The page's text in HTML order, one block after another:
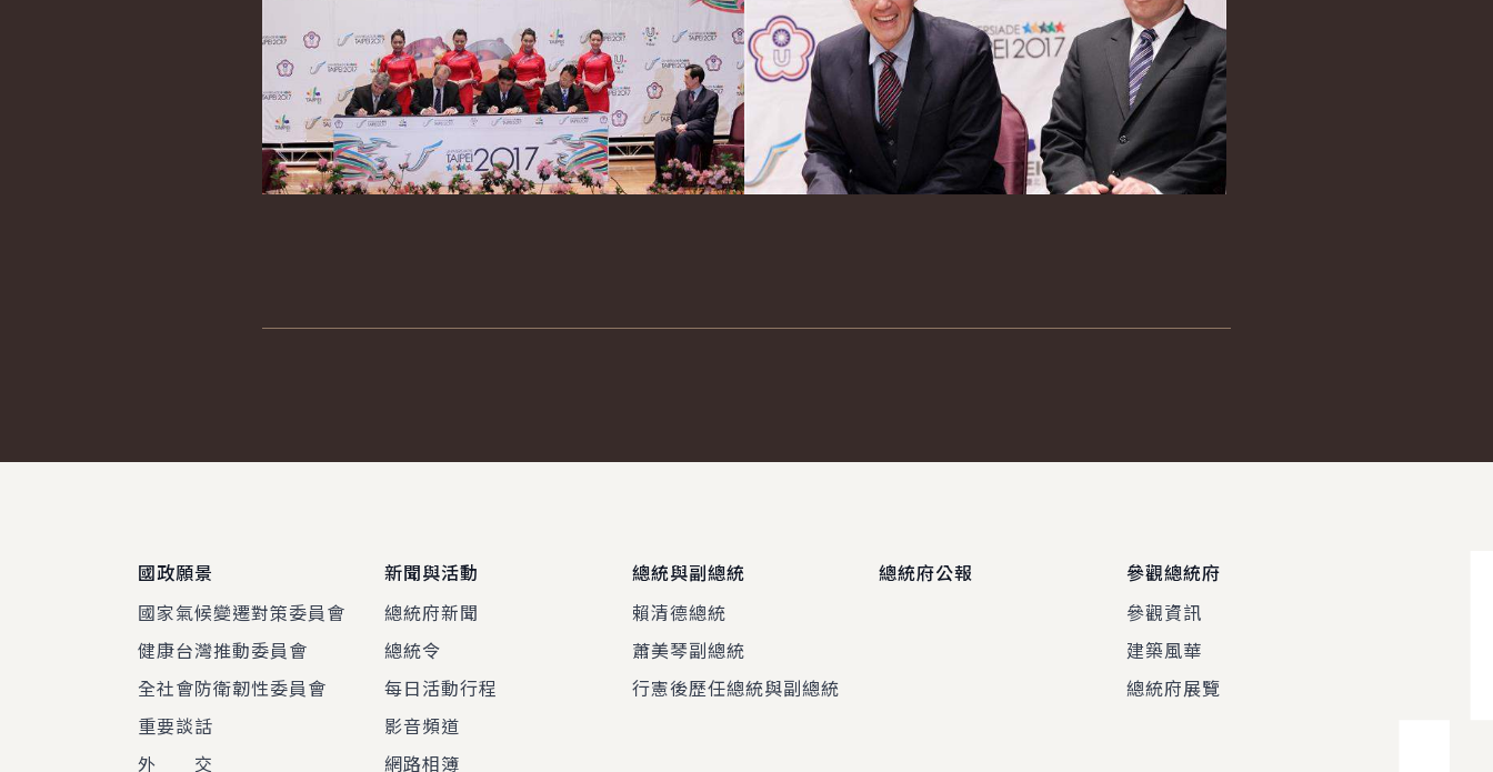
國政願景
國家氣候變遷對策委員會
健康台灣推動委員會
全社會防衛韌性委員會
重要談話
外 交
新聞與活動
總統府新聞
總統令
每日活動行程
影音頻道
網路相簿
總統與副總統
賴清德總統
蕭美琴副總統
行憲後歷任總統與副總統
總統府公報
參觀總統府
參觀資訊
建築風華
總統府展覽